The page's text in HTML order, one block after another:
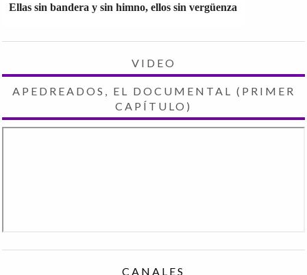
Ellas sin bandera y sin himno, ellos sin vergüenza
VIDEO
APEDREADOS, EL DOCUMENTAL (PRIMER
CAPÍTULO)
CANALES